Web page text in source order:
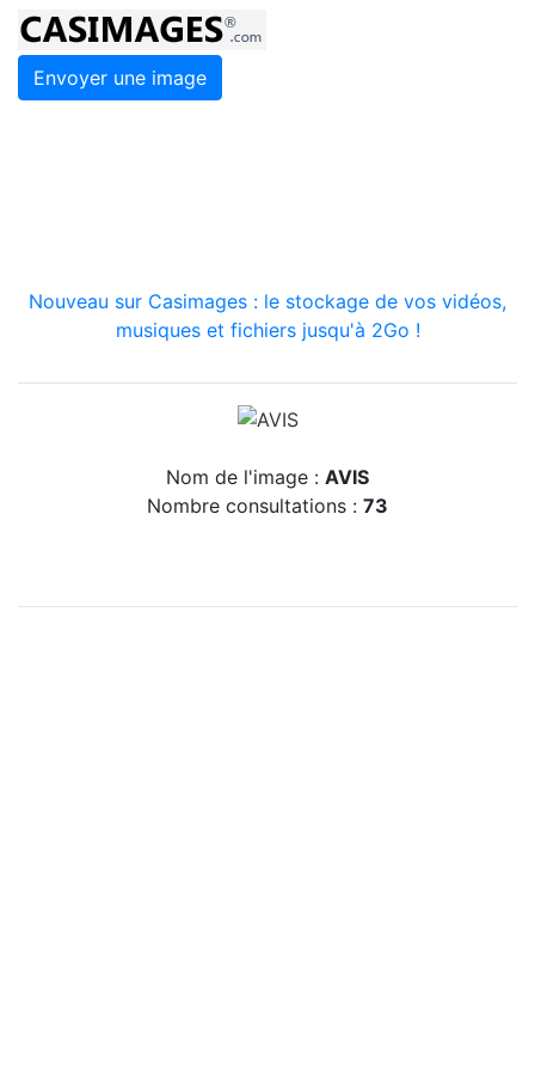
Envoyer une image
Nouveau sur Casimages : le stockage de vos vidéos,
musiques et fichiers jusqu'à 2Go !
Nom de l'image : AVIS
Nombre consultations : 73